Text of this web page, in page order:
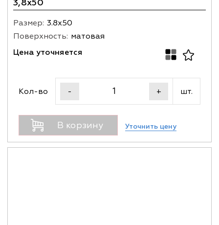
3,8x50
Размер: 3.8х50
Поверхность: матовая
Цена уточняется
Кол-во - + шт.
В корзину Уточнить цену